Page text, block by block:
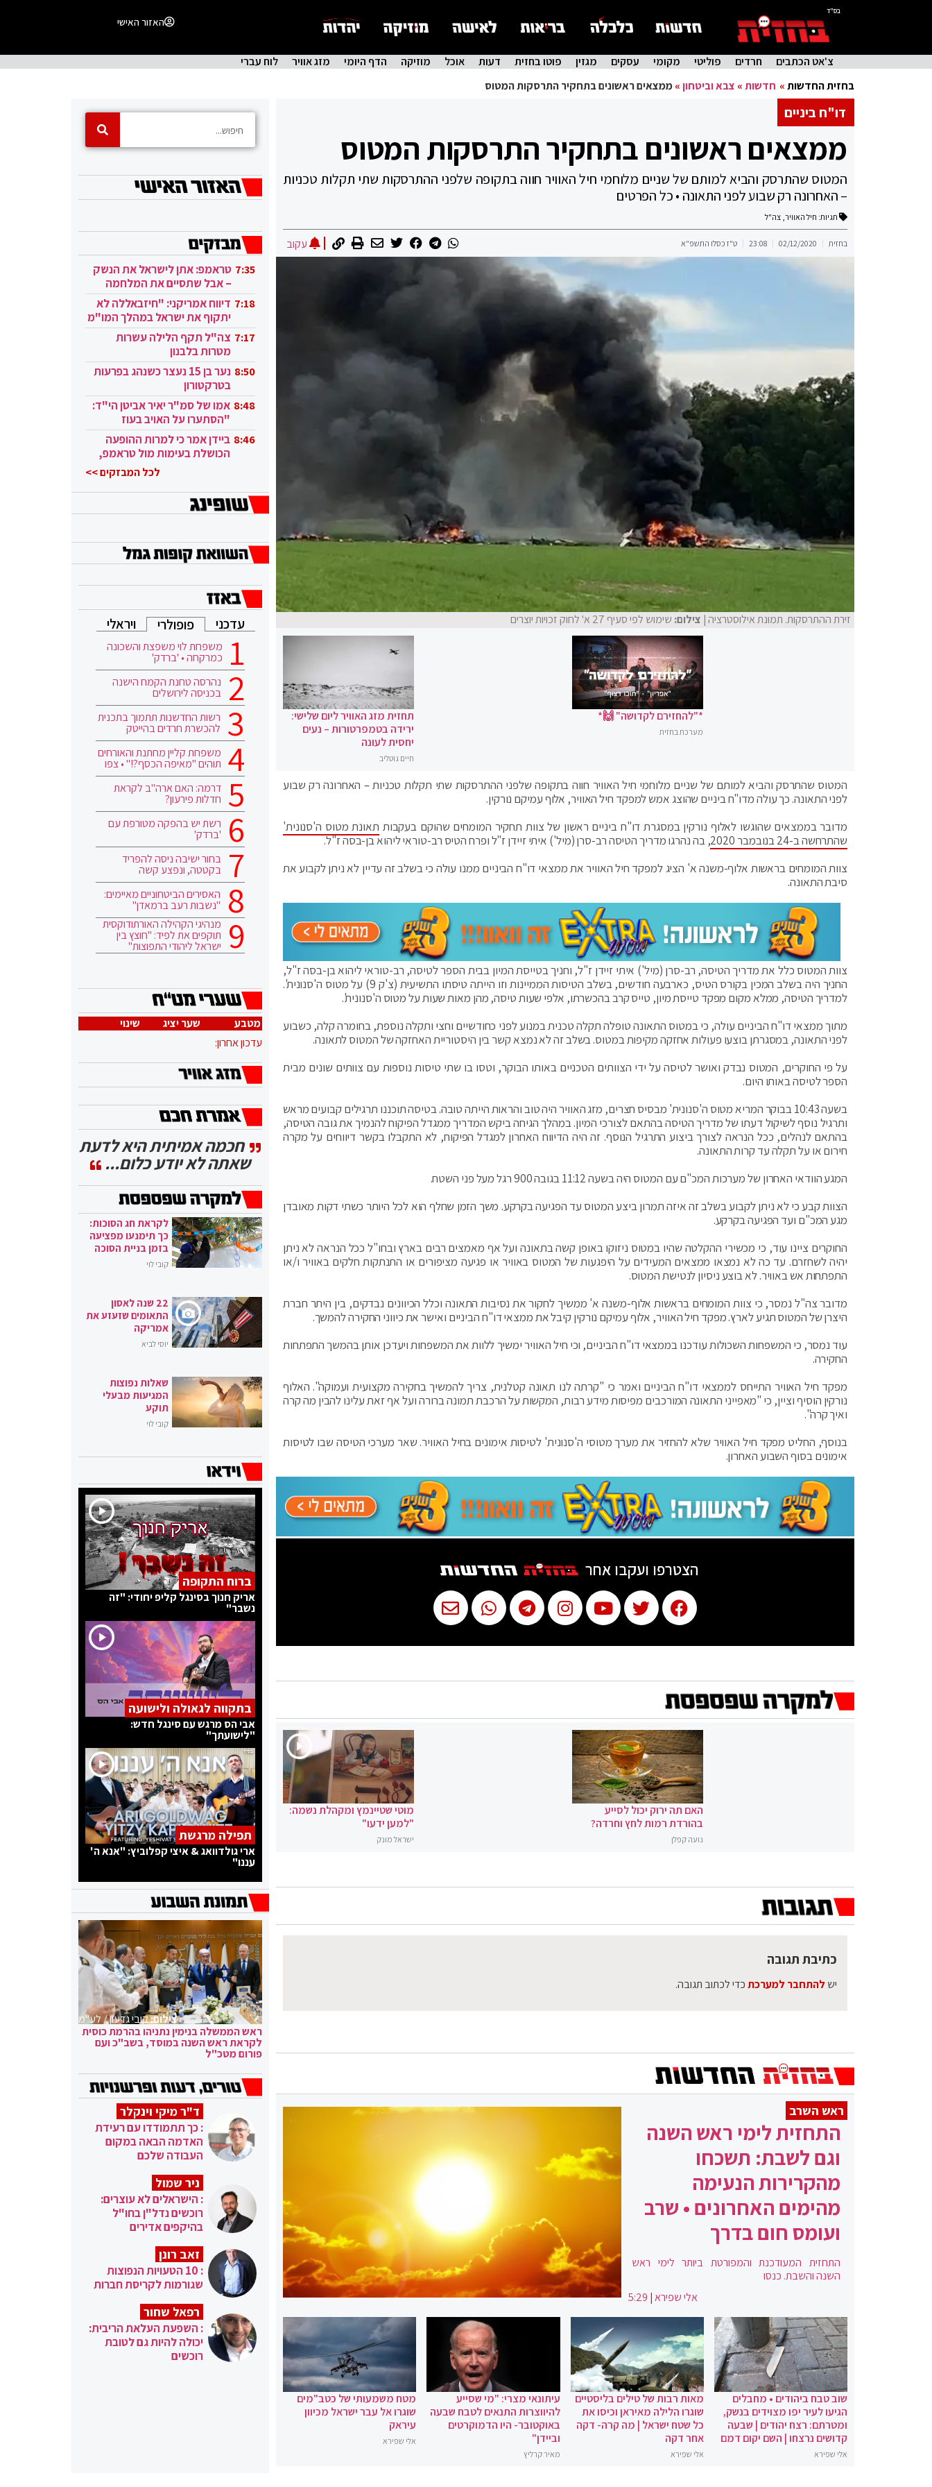
בס"ד
האזור האישי
צ'אט הכתבים חרדים פוליטי מקומי עסקים מגזין פוטו בחזית דעות אוכל מוזיקה הדף היומי מזג אוויר
לוח עברי
בחזית החדשות» חדשות» צבא וביטחון»ממצאים ראשונים בתחקיר התרסקות המטוס
דו"ח ביניים
ממצאים ראשונים בתחקיר התרסקות המטוס
המטוס שהתרסק והביא למותם של שניים מלוחמי חיל האוויר חווה בתקופה שלפני ההתרסקות שתי תקלות טכניות
– האחרונה רק שבוע לפני התאונה • כל הפרטים
תגיות: חיל האוויר, צה"ל
בחזית 02/12/2020
23:08 ט"ז כסלו התשפ"א עקוב
זירת ההתרסקות. תמונת אילוסטרציה| צילום: שימוש לפי סעיף 27 א' לחוק זכויות יוצרים
*"להחזירם לקדושה" 🙌*
מערכת בחזית
תחזית מזג האוויר ליום שלישי:
ירידה בטמפרטורות – נעים
יחסית לעונה
חיים גוטליב
המטוס שהתרסק והביא למותם של שניים מלוחמי חיל האוויר חווה בתקופה שלפני ההתרסקות שתי תקלות טכניות – האחרונה רק שבוע
לפני התאונה. כך עולה מדו"ח ביניים שהוצג אמש למפקד חיל האוויר, אלוף עמיקם נורקין.
מדובר בממצאים שהוגשו לאלוף נורקין במסגרת דו"ח ביניים ראשון של צוות תחקיר המומחים שהוקם בעקבות תאונת מטוס ה'סנונית'
שהתרחשה ב-24 בנובמבר 2020
, בה נהרגו מדריך הטיסה רב-סרן (מיל') איתי זיידן ז"ל ופרח הטיס רב-טוראי ליהוא בן-בסה ז"ל.
צוות המומחים בראשות אלוף-משנה א' הציג למפקד חיל האוויר את ממצאי דו"ח הביניים ממנו עולה כי בשלב זה עדיין לא ניתן לקבוע את
סיבת התאונה.
צוות המטוס כלל את מדריך הטיסה, רב-סרן (מיל') איתי זיידן ז"ל, וחניך בטייסת המיון בבית הספר לטיסה, רב-טוראי ליהוא בן-בסה ז"ל,
החניך היה בשלב המכין בקורס הטיס, כארבעה חודשים, בשלב הטיסות הממיינות וזו הייתה טיסתו התשיעית (צ'ק 9) על מטוס ה'סנונית'.
למדריך הטיסה, ממלא מקום מפקד טייסת מיון, טייס קרב בהכשרתו, אלפי שעות טיסה, מהן מאות שעות על מטוס ה'סנונית'.
מתוך ממצאי דו"ח הביניים עולה, כי במטוס התאונה טופלה תקלה טכנית במנוע לפני כחודשיים וחצי ותקלה נוספת, בחומרה קלה, כשבוע
לפני התאונה, במסגרתן בוצעו פעולות אחזקה מקיפות במטוס. בשלב זה לא נמצא קשר בין היסטוריית האחזקה של המטוס לתאונה.
על פי החוקרים, המטוס נבדק ואושר לטיסה על ידי הצוותים הטכניים באותו הבוקר, וטסו בו שתי טיסות נוספות עם צוותים שונים מבית
הספר לטיסה באותו היום.
בשעה 10:43 בבוקר המריא מטוס ה'סנונית' מבסיס חצרים, מזג האוויר היה טוב והראות הייתה טובה. בטיסה תוכננו תרגילים קבועים מראש
ותרגיל נוסף לשיקול דעתו של מדריך הטיסה בהתאם לצורכי המיון. במהלך הגיחה ביקש המדריך ממגדל הפיקוח להנמיך את גובה הטיסה,
בהתאם לנהלים, ככל הנראה לצורך ביצוע התרגיל הנוסף. זה היה הדיווח האחרון למגדל הפיקוח, לא התקבלו בקשר דיווחים על מקרה
חירום או על תקלה עד קרות התאונה.
המגע הוודאי האחרון של מערכות המכ"ם עם המטוס היה בשעה 11:12 בגובה 900 רגל מעל פני השטח.
הצוות קבע כי לא ניתן לקבוע בשלב זה איזה תמרון ביצע המטוס עד הפגיעה בקרקע. משך הזמן שחלף הוא לכל היותר כשתי דקות מאובדן
מגע המכ"ם ועד הפגיעה בקרקע.
החוקרים ציינו עוד, כי מכשירי ההקלטה שהיו במטוס ניזוקו באופן קשה בתאונה ועל אף מאמצים רבים בארץ ובחו"ל ככל הנראה לא ניתן
יהיה לשחזרם. עד כה לא נמצאו ממצאים המעידים על היפגעות של המטוס באוויר או פגיעה מציפורים או התנתקות חלקים באוויר ו/או
התפתחות אש באוויר. לא בוצע ניסיון לנטישת המטוס.
מדובר צה"ל נמסר, כי צוות המומחים בראשות אלוף-משנה א' ממשיך לחקור את נסיבות התאונה וכלל הכיוונים נבדקים, בין היתר חברת
היצרן של המטוס תגיע לארץ. מפקד חיל האוויר, אלוף עמיקם נורקין קיבל את ממצאי דו"ח הביניים ואישר את כיווני החקירה להמשך.
עוד נמסר, כי המשפחות השכולות עודכנו בממצאי דו"ח הביניים, וכי חיל האוויר ימשיך ללוות את המשפחות ויעדכן אותן בהמשך התפתחות
החקירה.
מפקד חיל האוויר התייחס לממצאי דו"ח הביניים ואמר כי "קרתה לנו תאונה קטלנית, צריך להמשיך בחקירה מקצועית ועמוקה". האלוף
נורקין הוסיף וציין, כי "מאפייני התאונה המורכבים מפיסות מידע רבות, המקשות על הרכבת תמונה ברורה ועל אף זאת עלינו להבין מה קרה
ואיך קרה".
בנוסף, החליט מפקד חיל האוויר שלא להחזיר את מערך מטוסי ה'סנונית' לטיסות אימונים בחיל האוויר. שאר מערכי הטיסה שבו לטיסות
אימונים בסוף השבוע האחרון.
הצטרפו ועקבו אחר
האם תה ירוק יכול לסייע
בהורדת רמות לחץ וחרדה?
נועה קפלן
מוטי שטיינמץ ומקהלת נשמה:
"למען ידעו"
ישראל מונק
כתיבת תגובה
יש להתחבר למערכתכדי לכתוב תגובה.
ראש השרב
התחזית לימי ראש השנה
וגם לשבת: תשכחו
מהקרירות הנעימה
מהימים האחרונים • שרב
ועומס חום בדרך
התחזית המעודכנת והמפורטת ביותר לימי ראש
השנה והשבת. כנסו
אלי שפירא|
5:29
שוב טבח ביהודים • מחבלים
הגיעו לעיר יפו מצוידים בנשק,
ומטרתם: רצח יהודים | שבעה
קדושים נרצחו | השם יקום דמם
אלי שפירא
מאות רבות של טילים בליסטיים
שוגרו הלילה מאיראן וכיסו את
כל שטח ישראל | מה קרה- דקה
אחר דקה
אלי שפירא
עיתונאי מצרי: "מי שסייע
להיווצרות התנאים לטבח שבעה
באוקטובר- היו הדמוקרטים
וביידן"
מאיר קרליץ
מטח משמעותי של כטב"מים
שוגרו אל עבר ישראל מכיוון
עיראק
אלי שפירא
7:35 טראמפ: אתן לישראל את הנשק
– אבל שתסיים את המלחמה
בעזה 7:18 דיווח אמריקני: "חיזבאללה לא
יתקוף את ישראל במהלך המו"מ
בקטאר" 7:17 צה"ל תקף הלילה עשרות
מטרות בלבנון
8:50
נער בן 15 נעצר כשנהג בפרעות
בטרקטורון
8:48 אמו של סמ"ר יאיר אביטן הי"ד:
"הסתערו על האויב בעוז
ובגבורה" 8:46 ביידן אמר כי למרות ההופעה
הכושלת בעימות מול טראמפ,
לכל המבזקים >>
עדכני פופולרי ויראלי
משפחת לוי משפצת והשכונה
כמרקחה • 'ברדק'
נהרסה טחנת הקמח הישנה
בכניסה לירושלים
רשות החדשנות תתמוך בתכנית
להכשרת חרדים בהייטק
משפחת קליין מחתנת והאורחים
תוהים "מאיפה הכסף?!" • צפו
דרמה: האם ארה"ב לקראת
חדלות פירעון?
רשת יש בהפקה מטורפת עם
'ברדק'
בחור ישיבה ניסה להפריד
בקטטה, ונפצע קשה
האסירים הביטחוניים מאיימים:
"נשבות רעב ברמאדן"
מנהיגי הקהילה האורתודוקסית
תוקפים את לפיד: "חוצץ בין
ישראל ליהודי התפוצות"
מטבע שער יציג
שינוי
עדכון אחרון:
חכמה אמיתית היא לדעת
שאתה לא יודע כלום...
לקראת חג הסוכות:
כך תימנעו מפציעה
בזמן בניית הסוכה
קובי לוי
22 שנה לאסון
התאומים שזעזע את
אמריקה
יוסי לביא
שאלות נפוצות
המגיעות מבעלי
תוקע
קובי לוי
ברוח התקופה
אריק חנוך בסינגל קליפ יחודי: "זה
נשבר"
בתקווה לגאולה ולישועה
אבי הס מרגש עם סינגל חדש:
"לישועתך"
תפילה מרגשת
ארי גולדוואג & איצי קפלוביץ: "אנא ה'
עננו"
צילום:קובי גדעון / לע"מ
ראש הממשלה בנימין נתניהו בהרמת כוסית
לקראת ראש השנה במוסד, בשב"כ ועם
פורום מטכ"ל
ד"ר מיקי וינקלר
: כך תתמודדו עם רעידת
האדמה הבאה במקום
העבודה שלכם
ניר שמול
: הישראלים לא עוצרים:
רוכשים נדל"ן בחו"ל
בהיקפים אדירים
זאב רונן
: 10 הטעויות הנפוצות
שגורמות לקריסת חברות
רפאל שחור
: השפעת העלאת הריבית:
יכולה להיות גם לטובת
רוכשים